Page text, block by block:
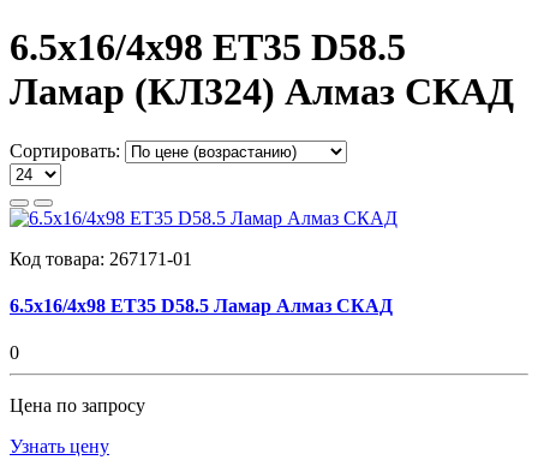
6.5x16/4x98 ET35 D58.5
Ламар (КЛ324) Алмаз СКАД
Сортировать:
Код товара: 267171-01
6.5x16/4x98 ET35 D58.5 Ламар Алмаз СКАД
0
Цена по запросу
Узнать цену